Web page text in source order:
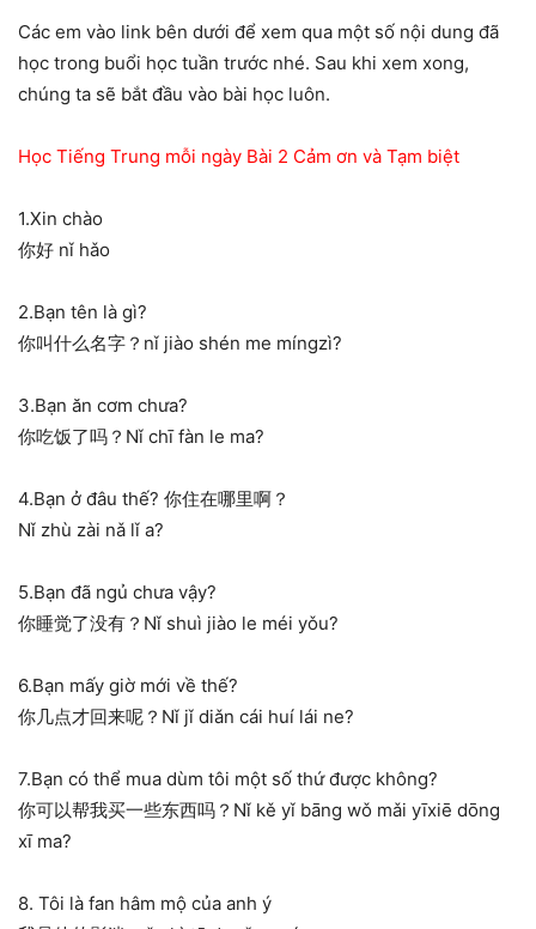
Các em vào link bên dưới để xem qua một số nội dung đã
học trong buổi học tuần trước nhé. Sau khi xem xong,
chúng ta sẽ bắt đầu vào bài học luôn.
Học Tiếng Trung mỗi ngày Bài 2 Cảm ơn và Tạm biệt
1.Xin chào
你好 nǐ hǎo
2.Bạn tên là gì?
你叫什么名字？nǐ jiào shén me míngzì?
3.Bạn ăn cơm chưa?
你吃饭了吗？Nǐ chī fàn le ma?
4.Bạn ở đâu thế? 你住在哪里啊？
Nǐ zhù zài nǎ lǐ a?
5.Bạn đã ngủ chưa vậy?
你睡觉了没有？Nǐ shuì jiào le méi yǒu?
6.Bạn mấy giờ mới về thế?
你几点才回来呢？Nǐ jǐ diǎn cái huí lái ne?
7.Bạn có thể mua dùm tôi một số thứ được không?
你可以帮我买一些东西吗？Nǐ kě yǐ bāng wǒ mǎi yīxiē dōng
xī ma?
8. Tôi là fan hâm mộ của anh ý